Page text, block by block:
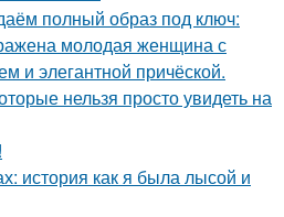
полный образ под ключ:
молодая женщина с
и элегантной причёской.
нельзя просто увидеть на
история как я была лысой и